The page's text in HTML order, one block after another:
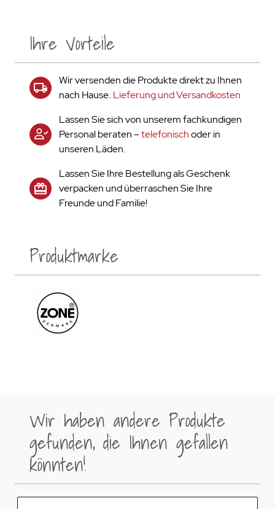
Ihre Vorteile
Wir versenden die Produkte direkt zu Ihnen
nach Hause. Lieferung und Versandkosten
Lassen Sie sich von unserem fachkundigen
Personal beraten –telefonischoder in
unseren Läden.
Lassen Sie Ihre Bestellung als Geschenk
verpacken und überraschen Sie Ihre
Freunde und Familie!
Produktmarke
Wir haben andere Produkte
gefunden, die Ihnen gefallen
könnten!